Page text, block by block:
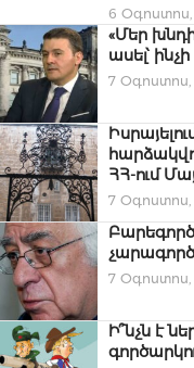
6 Օգոստոս,
«Մեր
ասել՝
7 Օգոստոս,
ՀՀ-ում
7 Օգոստոս,
7 Օգոստոս,
Ի՞նչն է